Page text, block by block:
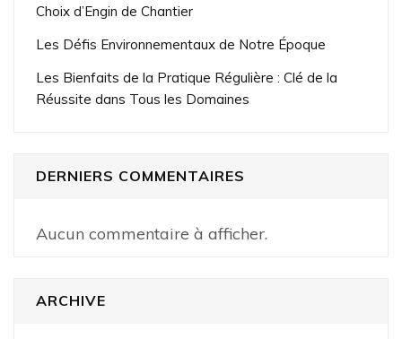
Choix d’Engin de Chantier
Les Défis Environnementaux de Notre Époque
Les Bienfaits de la Pratique Régulière : Clé de la
Réussite dans Tous les Domaines
DERNIERS COMMENTAIRES
Aucun commentaire à afficher.
ARCHIVE